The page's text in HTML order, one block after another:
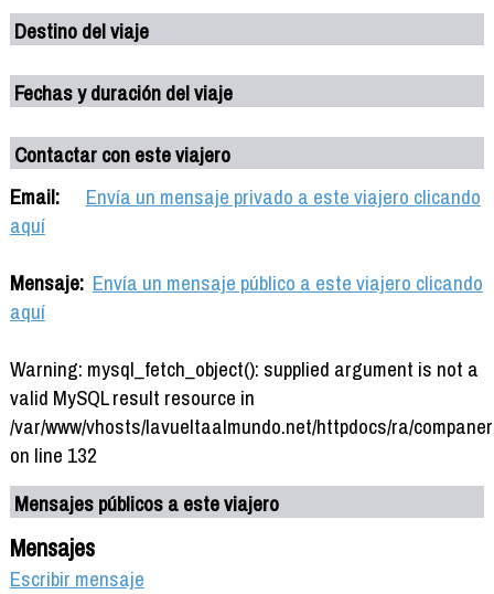
Destino del viaje
Fechas y duración del viaje
Contactar con este viajero
Email:
Envía un mensaje privado a este viajero clicando
aquí
Mensaje: Envía un mensaje público a este viajero clicando
aquí
Warning: mysql_fetch_object(): supplied argument is not a
valid MySQL result resource in
/var/www/vhosts/lavueltaalmundo.net/httpdocs/ra/
on line 132
Mensajes públicos a este viajero
Mensajes
Escribir mensaje